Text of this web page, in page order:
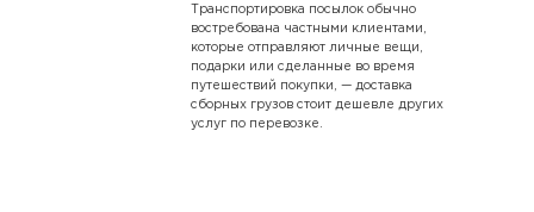
Транспортировка посылок обычно
востребована частными клиентами,
которые отправляют личные вещи,
подарки или сделанные во время
путешествий покупки, — доставка
сборных грузов стоит дешевле других
услуг по перевозке.